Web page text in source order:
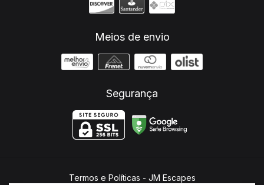
Meios de envio
Segurança
Termos e Políticas - JM Escapes